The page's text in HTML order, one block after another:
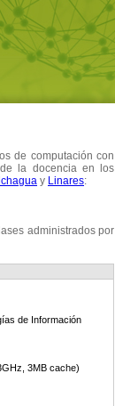
de computación con
la docencia en los
y Linares:
administrados por
de Información
3MB cache)